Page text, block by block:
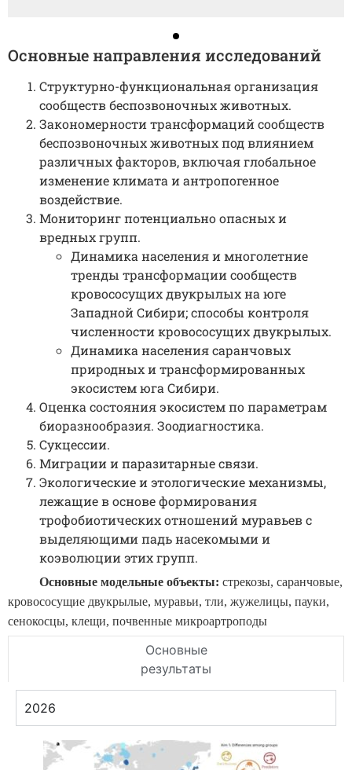
Основные направления исследований
Структурно-функциональная организация
сообществ беспозвоночных животных.
Закономерности трансформаций сообществ
беспозвоночных животных под влиянием
различных факторов, включая глобальное
изменение климата и антропогенное
воздействие.
Мониторинг потенциально опасных и
вредных групп.
Динамика населения и многолетние
тренды трансформации сообществ
кровососущих двукрылых на юге
Западной Сибири; способы контроля
численности кровососущих двукрылых.
Динамика населения саранчовых
природных и трансформированных
экосистем юга Сибири.
Оценка состояния экосистем по параметрам
биоразнообразия. Зоодиагностика.
Сукцессии.
Миграции и паразитарные связи.
Экологические и этологические механизмы,
лежащие в основе формирования
трофобиотических отношений муравьев с
выделяющими падь насекомыми и
коэволюции этих групп.
Основные модельные объекты: стрекозы, саранчовые,
кровососущие двукрылые, муравьи, тли, жужелицы, пауки,
сенокосцы, клещи, почвенные микроартроподы
Основные
результаты
2026